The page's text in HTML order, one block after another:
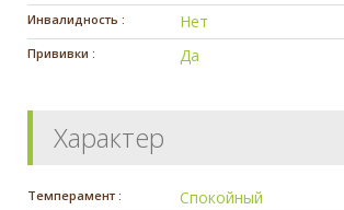
Инвалидность : Нет
Прививки : Да
Характер
Темперамент : Спокойный